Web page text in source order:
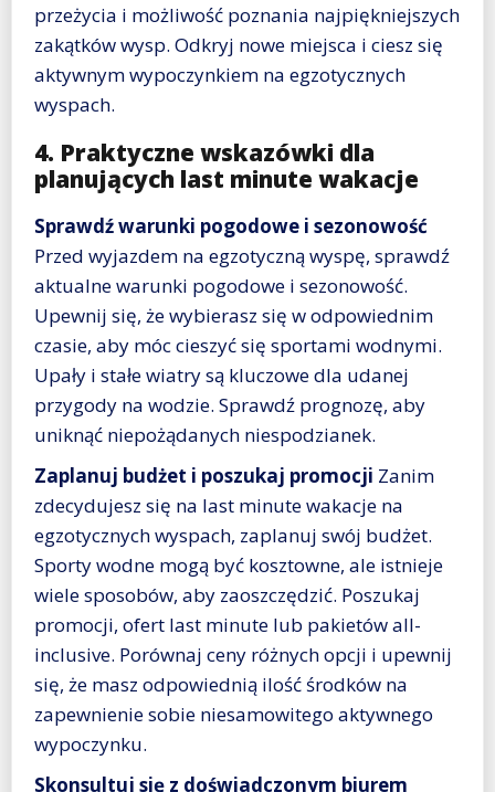
przeżycia i możliwość poznania najpiękniejszych
zakątków wysp. Odkryj nowe miejsca i ciesz się
aktywnym wypoczynkiem na egzotycznych
wyspach.
4. Praktyczne wskazówki dla
planujących last minute wakacje
Sprawdź warunki pogodowe i sezonowość
Przed wyjazdem na egzotyczną wyspę, sprawdź
aktualne warunki pogodowe i sezonowość.
Upewnij się, że wybierasz się w odpowiednim
czasie, aby móc cieszyć się sportami wodnymi.
Upały i stałe wiatry są kluczowe dla udanej
przygody na wodzie. Sprawdź prognozę, aby
uniknąć niepożądanych niespodzianek.
Zaplanuj budżet i poszukaj promocji Zanim
zdecydujesz się na last minute wakacje na
egzotycznych wyspach, zaplanuj swój budżet.
Sporty wodne mogą być kosztowne, ale istnieje
wiele sposobów, aby zaoszczędzić. Poszukaj
promocji, ofert last minute lub pakietów all-
inclusive. Porównaj ceny różnych opcji i upewnij
się, że masz odpowiednią ilość środków na
zapewnienie sobie niesamowitego aktywnego
wypoczynku.
Skonsultuj się z doświadczonym biurem